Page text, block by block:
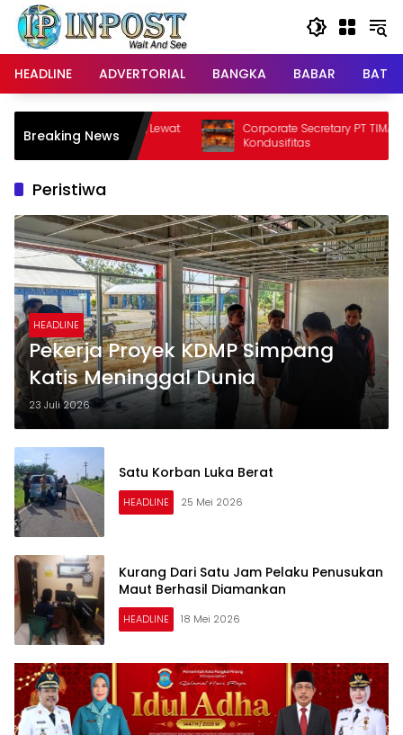
Langsung
konten
HEADLINE
ADVERTORIAL BANGKA BABAR
Breaking News
Lewat
Corporate Secretary PT TIMAH Imbau Jaga
Kondusifitas
Peristiwa
HEADLINE
Pekerja Proyek KDMP Simpang
Katis Meninggal Dunia
23 Juli 2026
Satu Korban Luka Berat
HEADLINE 25 Mei 2026
Kurang Dari Satu Jam Pelaku Penusukan
Maut Berhasil Diamankan
HEADLINE 18 Mei 2026